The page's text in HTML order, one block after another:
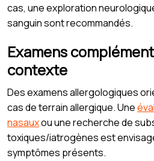
cas, une exploration
sanguin sont recommandés.
Examens
contexte
Des examens allergologiques
cas de terrain allergique. Une
nasauxou une recherche de
toxiques/iatrogènes est
symptômes présents.